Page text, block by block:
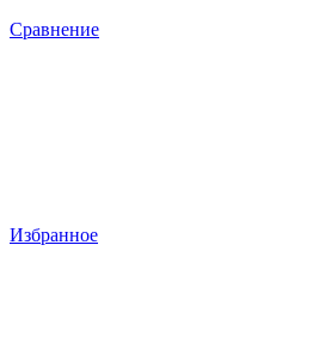
Сравнение
Избранное